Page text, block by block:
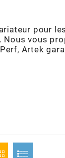
pour
vous
Artek